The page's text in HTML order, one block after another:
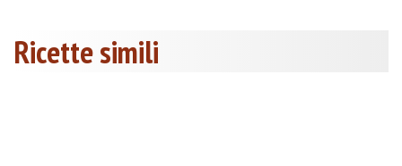
Ricette simili